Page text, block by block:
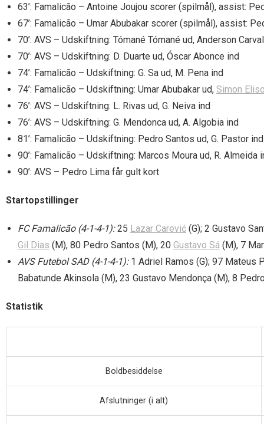
63’: Famalicão – Antoine Joujou scorer (spilmål), assist:
67’: Famalicão – Umar Abubakar scorer (spilmål), assist:
70’: AVS – Udskiftning: Tómané Tómané ud, Anderson
70’: AVS – Udskiftning: D. Duarte ud, Óscar Abonce ind
74’: Famalicão – Udskiftning: G. Sa ud, M. Pena ind
74’: Famalicão – Udskiftning: Umar Abubakar ud, Simon
76’: AVS – Udskiftning: L. Rivas ud, G. Neiva ind
76’: AVS – Udskiftning: G. Mendonca ud, A. Algobia ind
81’: Famalicão – Udskiftning: Pedro Santos ud, G. Pastor ind
90’: Famalicão – Udskiftning: Marcos Moura ud, R. Almeida
90’: AVS – Pedro Lima får gult kort
Startopstillinger
FC Famalicão (4-1-4-1):25 Lazar Carević (G); 2 Gustavo
Gil Dias (M), 80 Pedro Santos (M), 20 Gustavo Sá (M), 7
AVS Futebol SAD (4-1-4-1):1 Adriel Ramos (G); 97 Mateus
Babatunde Akinsola (M), 23 Gustavo Mendonça (M), 8
Statistik
Boldbesiddelse
Afslutninger (i alt)